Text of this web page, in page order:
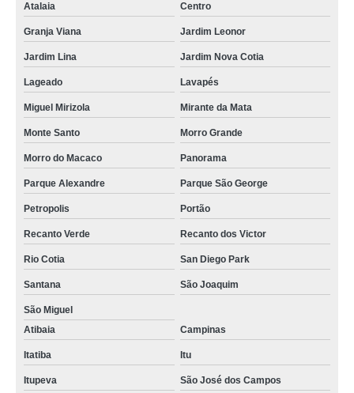
Atalaia Centro
Granja Viana Jardim Leonor
Jardim Lina Jardim Nova Cotia
Lageado Lavapés
Miguel Mirizola Mirante da Mata
Monte Santo Morro Grande
Morro do Macaco Panorama
Parque Alexandre Parque São George
Petropolis Portão
Recanto Verde Recanto dos Victor
Rio Cotia San Diego Park
Santana São Joaquim
São Miguel
Atibaia
Campinas
Itatiba Itu
Itupeva São José dos Campos